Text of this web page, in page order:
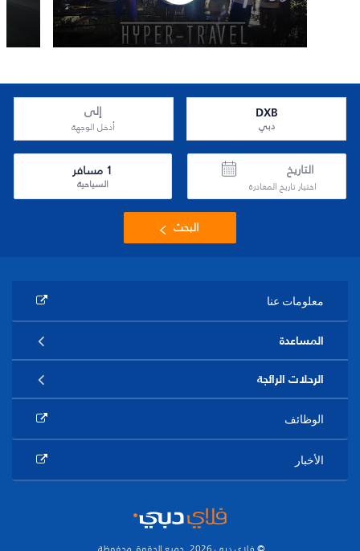
DXB
دبي
إلى
أدخل الوجهة
التاريخ
اختيار تاريخ المغادرة
1 مسافر
السياحية
البحث
معلومات عنا
المساعدة
الرحلات الرائجة
الوظائف
الأخبار